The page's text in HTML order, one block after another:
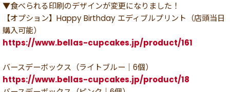
▼食べられる印刷のデザインが変更になりました！
【オプション】Happy Birthday エディブルプリント（店頭当日
購入可能）
https://www.bellas-cupcakes.jp/product/161
バースデーボックス（ライトブルー｜6個）
https://www.bellas-cupcakes.jp/product/18